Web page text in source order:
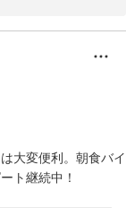
く思います。
がございます。
、ゆっくりとお寛
大変便利。朝食バイ
ト継続中！